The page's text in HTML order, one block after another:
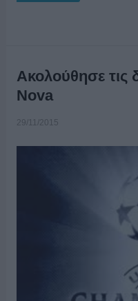
Ακολούθησε τις
Nova
29/11/2015